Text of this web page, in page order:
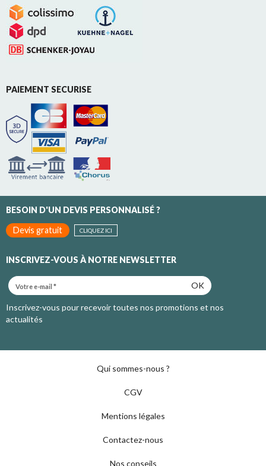
PAIEMENT SECURISE
BESOIN D'UN DEVIS PERSONNALISÉ ?
Devis gratuit
CLIQUEZ ICI
INSCRIVEZ-VOUS À NOTRE NEWSLETTER
OK
Inscrivez-vous pour recevoir toutes nos promotions et nos
actualités
Qui sommes-nous ?
CGV
Mentions légales
Contactez-nous
Nos conseils